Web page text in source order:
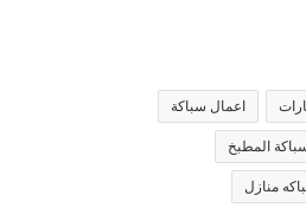
اعمال سباكة
المطبخ
منازل